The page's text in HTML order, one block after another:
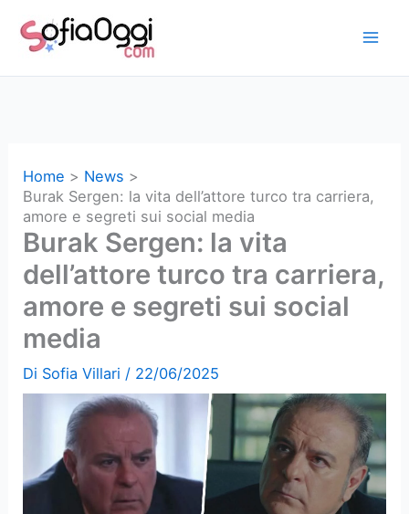
Home
News
Burak Sergen: la vita dell’attore turco tra carriera,
amore e segreti sui social media
Burak Sergen: la vita
dell’attore turco tra carriera,
amore e segreti sui social
media
Di Sofia Villari / 22/06/2025